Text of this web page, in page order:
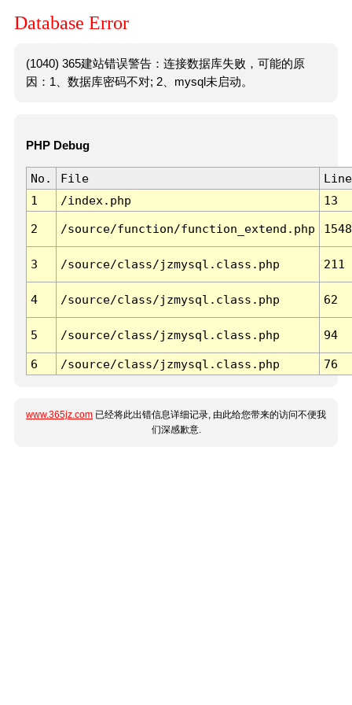
Database Error
(1040) 365建站错误警告：连接数据库失败，可能的原
因：1、数据库密码不对; 2、mysql未启动。
PHP Debug
No. File
Line
1
/index.php 13
2 /source/function/function_extend.php 1548
3 /source/class/jzmysql.class.php 211
4 /source/class/jzmysql.class.php 62
5 /source/class/jzmysql.class.php 94
6 /source/class/jzmysql.class.php 76
www.365jz.com 已经将此出错信息详细记录, 由此给您带来的访问不便我
们深感歉意.